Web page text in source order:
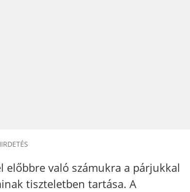
előbbre való számukra a párjukkal
tiszteletben tartása. A